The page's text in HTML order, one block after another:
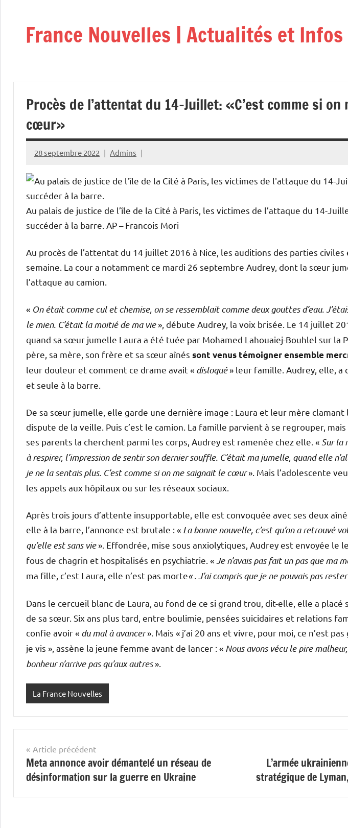
contenuFrance Nouvelles | Actualités et
Procès de l’attentat du 14-Juillet: «C’est comme si
cœur»
28 septembre 2022 Admins
Au palais de justice de l’île de la Cité à Paris, les victimes de l’attaque du 14-
succéder à la barre. AP – Francois Mori
Au procès de l’attentat du 14 juillet 2016 à Nice, les auditions des parties
semaine. La cour a notamment ce mardi 26 septembre Audrey, dont la sœur
l’attaque au camion.
« On était comme cul et chemise, on se ressemblait comme deux gouttes d’eau.
le mien. C’était la moitié de ma vie», débute Audrey, la voix brisée. Le 14 juillet
quand sa sœur jumelle Laura a été tuée par Mohamed Lahouaiej-Bouhlel sur la
père, sa mère, son frère et sa sœur aînés sont venus témoigner ensemble
leur douleur et comment ce drame avait « disloqué» leur famille. Audrey, elle, a
et seule à la barre.
De sa sœur jumelle, elle garde une dernière image : Laura et leur mère
dispute de la veille. Puis c’est le camion. La famille parvient à se regrouper,
ses parents la cherchent parmi les corps, Audrey est ramenée chez elle. « Sur la
à respirer, l’impression de sentir son dernier souffle. C’était ma jumelle, quand elle
je ne la sentais plus. C’est comme si on me saignait le cœur». Mais l’adolescente
les appels aux hôpitaux ou sur les réseaux sociaux.
Après trois jours d’attente insupportable, elle est convoquée avec ses deux
elle à la barre, l’annonce est brutale : « La bonne nouvelle, c’est qu’on a retrouvé
qu’elle est sans vie». Effondrée, mise sous anxiolytiques, Audrey est envoyée le
fous de chagrin et hospitalisés en psychiatrie. «Je n’avais pas fait un pas que ma
ma fille, c’est Laura, elle n’est pas morte« . J’ai compris que je ne pouvais pas rester
Dans le cercueil blanc de Laura, au fond de ce si grand trou, dit-elle, elle a placé
de sa sœur. Six ans plus tard, entre boulimie, pensées suicidaires et relations
confie avoir « du mal à avancer». Mais « j’ai 20 ans et vivre, pour moi, ce n’est
je vis », assène la jeune femme avant de lancer : « Nous avons vécu le pire
bonheur n’arrive pas qu’aux autres».
La France Nouvelles
Navigation
de
l’article
Article précédent
Meta annonce avoir démantelé un réseau de
désinformation sur la guerre en Ukraine
L’armée
stratégique de